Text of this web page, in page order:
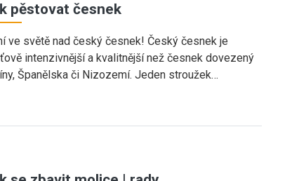
pěstovat česnek
ve světě nad český česnek! Český česnek je
intenzivnější a kvalitnější než česnek dovezený
Španělska či Nizozemí. Jeden stroužek…